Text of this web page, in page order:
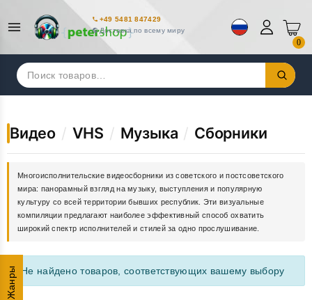
+49 5481 847429
Доставка по всему миру
0
Искать:
Жанры
Видео / VHS / Музыка / Сборники
Многоисполнительские видеосборники из советского и постсоветского
мира: панорамный взгляд на музыку, выступления и популярную
культуру со всей территории бывших республик. Эти визуальные
компиляции предлагают наиболее эффективный способ охватить
широкий спектр исполнителей и стилей за одно прослушивание.
Не найдено товаров, соответствующих вашему выбору